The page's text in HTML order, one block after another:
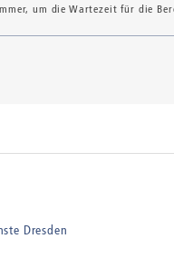
um die Wartezeit für die
Dresden